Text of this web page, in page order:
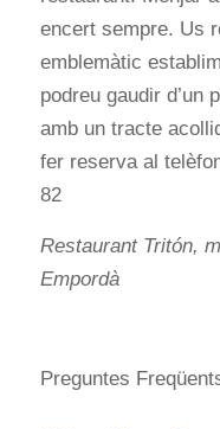
encert sempre. Us
emblemàtic
podreu gaudir d’un
amb un tracte
fer reserva al
82
Restaurant Tritón,
Empordà
Preguntes